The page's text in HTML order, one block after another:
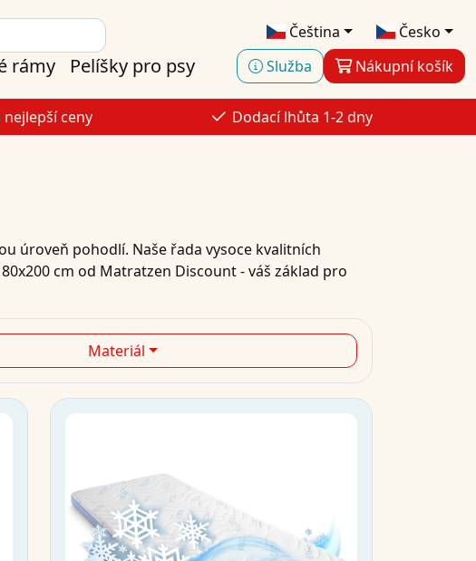
Čeština
Česko
Služba
Nákupní košík
rámy Pelíšky pro psy
nejlepší ceny Dodací lhůta 1-2 dny
úroveň pohodlí. Naše řada vysoce kvalitních
cm od Matratzen Discount - váš základ pro
Materiál